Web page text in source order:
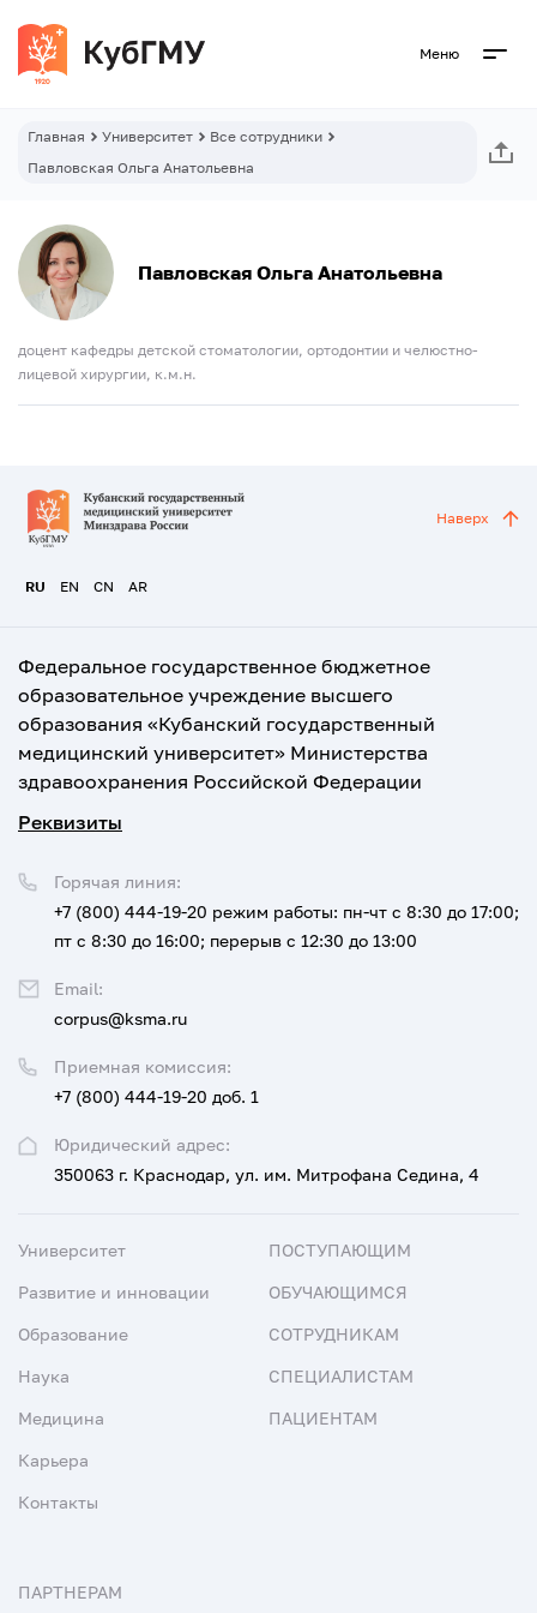
Меню
Главная Университет
Все сотрудники
Павловская Ольга Анатольевна
Павловская Ольга Анатольевна
доцент кафедры детской стоматологии, ортодонтии и челюстно-
лицевой хирургии, к.м.н.
RU EN CN AR
Наверх
Федеральное государственное бюджетное
образовательное учреждение высшего
образования «Кубанский государственный
медицинский университет» Министерства
здравоохранения Российской Федерации
Реквизиты
Юридический адрес:
350063 г. Краснодар, ул. им. Митрофана Седина, 4
Приемная комиссия:
+7 (800) 444-19-20 доб. 1
Горячая линия:
+7 (800) 444-19-20 режим работы: пн-чт с 8:30 до 17:00;
пт с 8:30 до 16:00; перерыв с 12:30 до 13:00
Email:
corpus@ksma.ru
Университет
Развитие и инновации
Образование
Наука
Медицина
Карьера
Контакты
ПОСТУПАЮЩИМ
ОБУЧАЮЩИМСЯ
СОТРУДНИКАМ
СПЕЦИАЛИСТАМ
ПАЦИЕНТАМ
ПАРТНЕРАМ